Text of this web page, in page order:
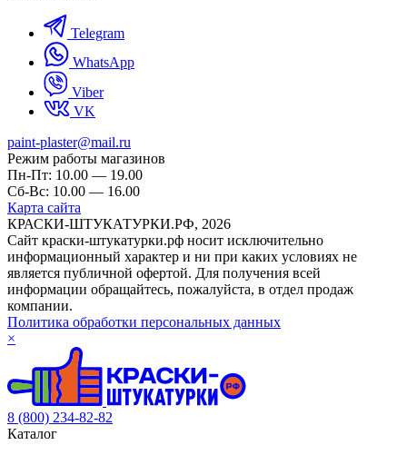
Telegram
WhatsApp
Viber
VK
paint-plaster@mail.ru
Режим работы магазинов
Пн-Пт: 10.00 — 19.00
Сб-Вс: 10.00 — 16.00
Карта сайта
КРАСКИ-ШТУКАТУРКИ.РФ, 2026
Cайт краски-штукатурки.рф носит исключительно
информационный характер и ни при каких условиях не
является публичной офертой. Для получения всей
информации обращайтесь, пожалуйста, в отдел продаж
компании.
Политика обработки персональных данных
×
8 (800) 234-82-82
Каталог